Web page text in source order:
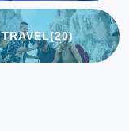
TRAVEL(20)